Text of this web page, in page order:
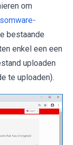
om
bestaande
enkel een een
uploaden
te uploaden).